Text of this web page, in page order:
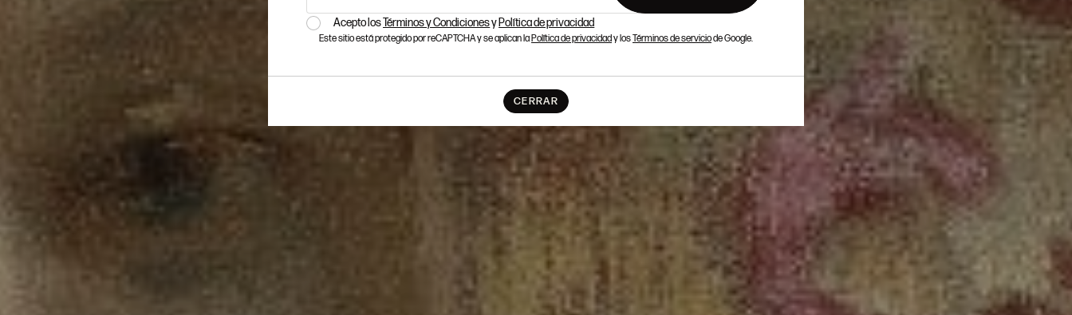
Acepto losTérminos y Condicionesy Política de privacidad
Este sitio está protegido por reCAPTCHA y se aplican laPolítica de privacidady losTérminos de serviciode Google.
CERRAR